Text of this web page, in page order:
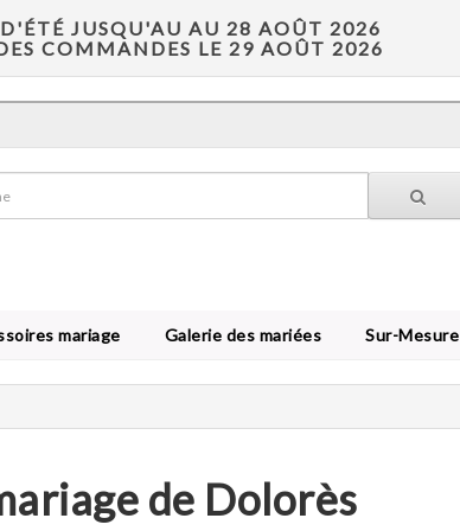
JUSQU'AU AU 28 AOÛT 2026
COMMANDES LE 29 AOÛT 2026
mariage Galerie des mariées Sur-Mesure
de Dolorès